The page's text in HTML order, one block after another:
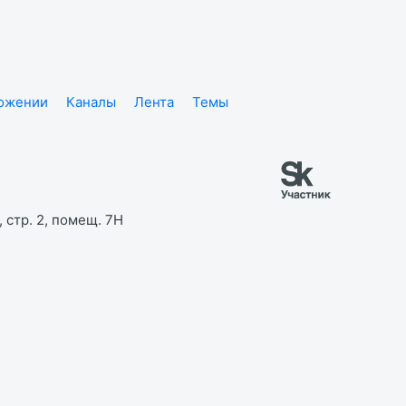
Каналы Лента
Темы
стр. 2, помещ. 7Н